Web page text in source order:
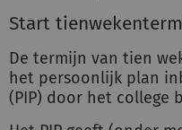
Start
De termijn van tien
het persoonlijk plan
(PIP) door het college